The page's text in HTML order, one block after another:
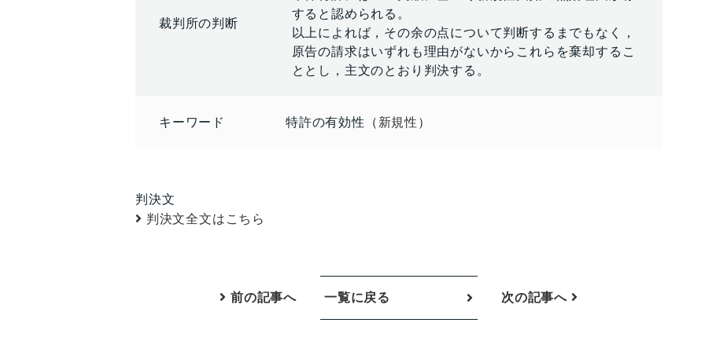
裁判所の判断
すると認められる。
以上によれば，その余の点について判断するまでもなく，
原告の請求はいずれも理由がないからこれらを棄却するこ
ととし，主文のとおり判決する。
キーワード 特許の有効性（ 新規性 ）
判決文
判決文全文はこちら
前の記事へ 一覧に戻る 次の記事へ